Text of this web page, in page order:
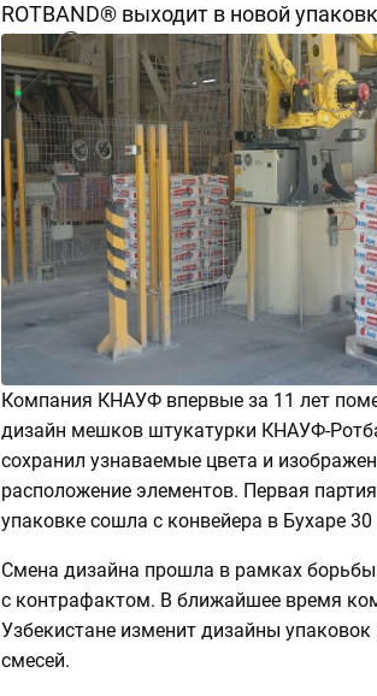
ROTBAND® выходит в новой
7749 0
Компания КНАУФ впервые за 11 лет
дизайн мешков штукатурки КНАУФ-
сохранил узнаваемые цвета и
расположение элементов. Первая
упаковке сошла с конвейера в Бухаре
Смена дизайна прошла в рамках борьбы
с контрафактом. В ближайшее время
Узбекистане изменит дизайны упаковок
смесей.